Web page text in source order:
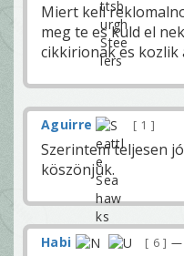
Miert kell
meg te es kuld el
cikkirionak es kozlik
Aguirre 1
Szerintem teljesen
köszönjük.
Habi 6 —